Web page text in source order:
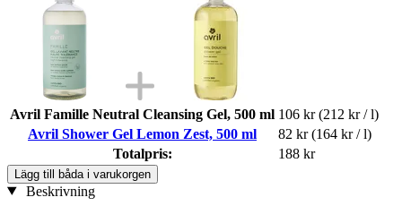
Avril Famille Neutral Cleansing Gel, 500 ml 106 kr (212 kr / l)
Avril Shower Gel Lemon Zest, 500 ml
82 kr (164 kr / l)
Totalpris:
188 kr
Lägg till båda i varukorgen
Beskrivning